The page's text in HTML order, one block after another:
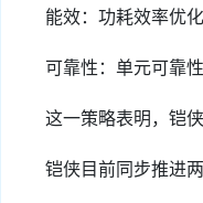
能效：功耗效率优化
可靠性：单元可靠
这一策略表明，铠
铠侠目前同步推进